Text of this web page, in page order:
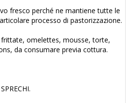
fresco perché ne mantiene tutte le
processo di pastorizzazione.
frittate, omelettes, mousse, torte,
da consumare previa cottura.